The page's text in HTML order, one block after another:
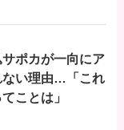
サポカが一向にア
ない理由…「これ
ことは」